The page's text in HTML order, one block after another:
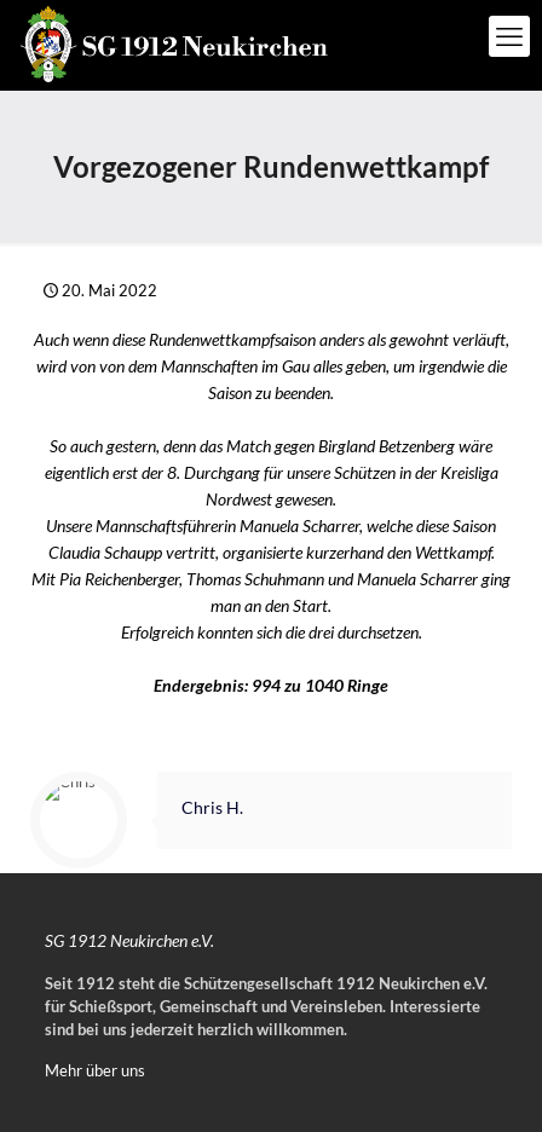
Vorgezogener Rundenwettkampf
20. Mai 2022
Auch wenn diese Rundenwettkampfsaison anders als gewohnt verläuft,
wird von von dem Mannschaften im Gau alles geben, um irgendwie die
Saison zu beenden.
So auch gestern, denn das Match gegen Birgland Betzenberg wäre
eigentlich erst der 8. Durchgang für unsere Schützen in der Kreisliga
Nordwest gewesen.
Unsere Mannschaftsführerin Manuela Scharrer, welche diese Saison
Claudia Schaupp vertritt, organisierte kurzerhand den Wettkampf.
Mit Pia Reichenberger, Thomas Schuhmann und Manuela Scharrer ging
man an den Start.
Erfolgreich konnten sich die drei durchsetzen.
Endergebnis: 994 zu 1040 Ringe
Chris H.
SG 1912 Neukirchen e.V.
Seit 1912 steht die Schützengesellschaft 1912 Neukirchen e.V.
für Schießsport, Gemeinschaft und Vereinsleben. Interessierte
sind bei uns jederzeit herzlich willkommen.
Mehr über uns